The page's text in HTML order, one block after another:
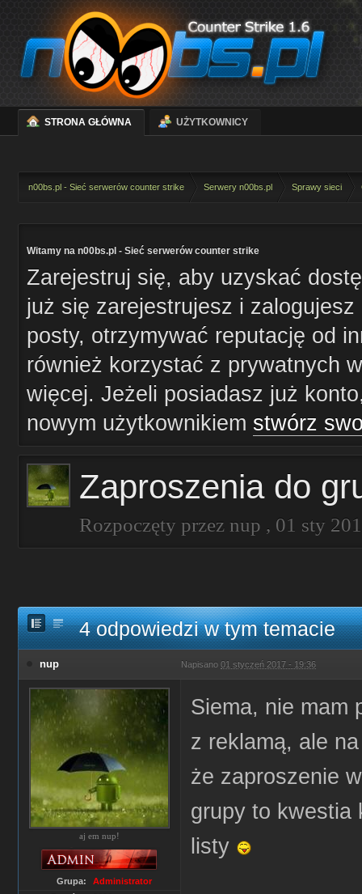
STRONA GŁÓWNA UŻYTKOWNICY
n00bs.pl - Sieć serwerów counter strike Serwery n00bs.pl Sprawy sieci
Witamy na n00bs.pl - Sieć serwerów counter strike
Zarejestruj się, aby uzyskać
już się zarejestrujesz i
posty, otrzymywać reputację od
również korzystać z prywatnych
więcej. Jeżeli posiadasz już
nowym użytkownikiem stwórz
Zaproszenia do
Rozpoczęty przez nup , 01 sty
4 odpowiedzi w tym temacie
nup Napisano 01 styczeń 2017 - 19:36
aj em nup!
Grupa:
Administrator
Siema, nie mam
z reklamą, ale
że zaproszenie
grupy to kwestia
listy